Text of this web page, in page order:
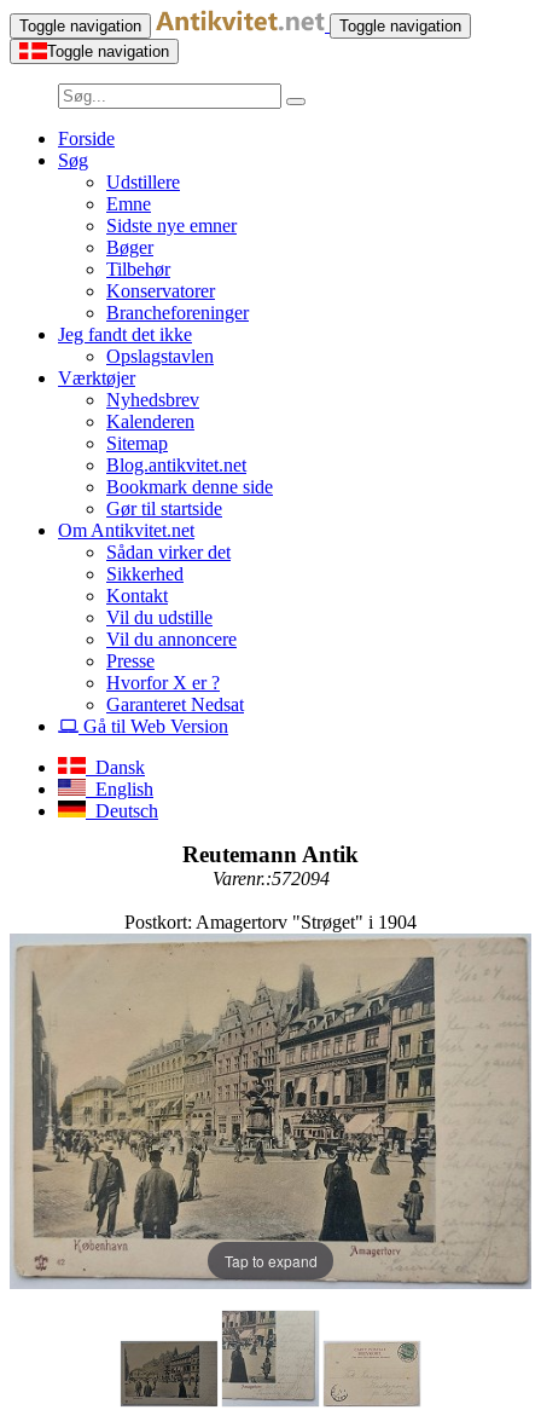
Toggle navigation
Toggle navigation
Toggle navigation
Forside
Søg
Udstillere
Emne
Sidste nye emner
Bøger
Tilbehør
Konservatorer
Brancheforeninger
Jeg fandt det ikke
Opslagstavlen
Værktøjer
Nyhedsbrev
Kalenderen
Sitemap
Blog.antikvitet.net
Bookmark denne side
Gør til startside
Om Antikvitet.net
Sådan virker det
Sikkerhed
Kontakt
Vil du udstille
Vil du annoncere
Presse
Hvorfor X er ?
Garanteret Nedsat
Gå til Web Version
Dansk
English
Deutsch
Reutemann Antik
Varenr.:572094
Postkort: Amagertorv "Strøget" i 1904
Tap to expand